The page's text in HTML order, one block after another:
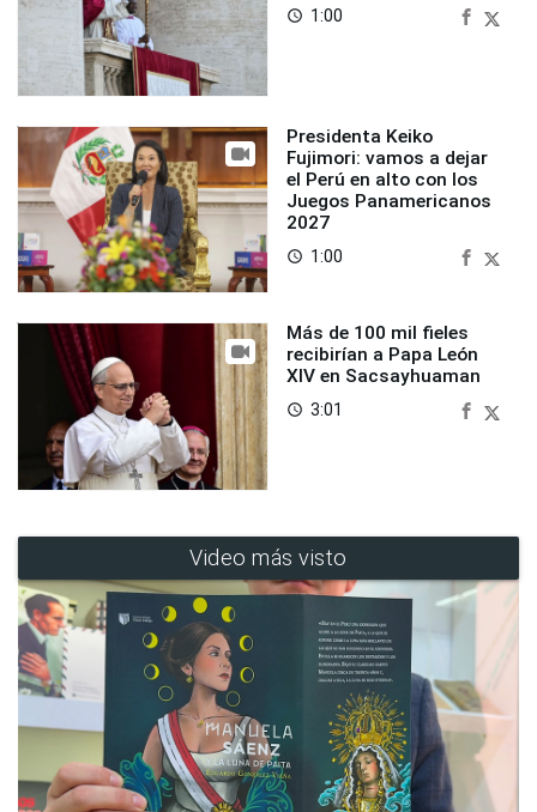
access_time 1:00
Presidenta Keiko
Fujimori: vamos a dejar
el Perú en alto con los
Juegos Panamericanos
2027
access_time 1:00
Más de 100 mil fieles
recibirían a Papa León
XIV en Sacsayhuaman
access_time 3:01
Video más visto